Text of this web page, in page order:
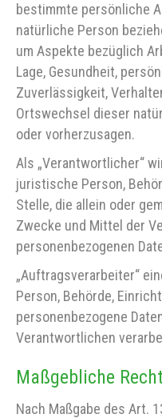
bestimmte persönliche
natürliche Person
um Aspekte bezüglich
Lage, Gesundheit,
Zuverlässigkeit,
Ortswechsel dieser
oder vorherzusagen.
Als „Verantwortlicher“
juristische Person,
Stelle, die allein oder
Zwecke und Mittel der
personenbezogenen
„Auftragsverarbeiter“
Person, Behörde,
personenbezogene
Verantwortlichen
Maßgebliche
Nach Maßgabe des Art.